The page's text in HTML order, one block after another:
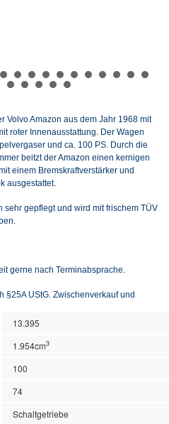
Volvo Amazon aus dem Jahr 1968 mit
roter Innenausstattung. Der Wagen
und ca. 100 PS. Durch die
beitzt der Amazon einen kernigen
einem Bremskraftverstärker und
ausgestattet.
sehr gepflegt und wird mit frischem TÜV
gerne nach Terminabsprache.
§25A UStG. Zwischenverkauf und
13.395
1.954cm3
100
74
Schaltgetriebe